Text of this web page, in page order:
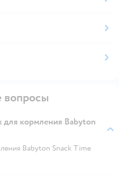
вопросы
для кормления Babyton
Babyton Snack Time